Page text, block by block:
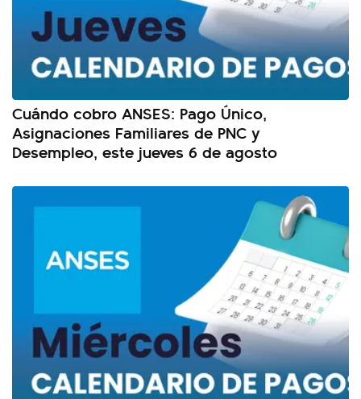
Cuándo cobro ANSES: Pago Único,
Asignaciones Familiares de PNC y
Desempleo, este jueves 6 de agosto